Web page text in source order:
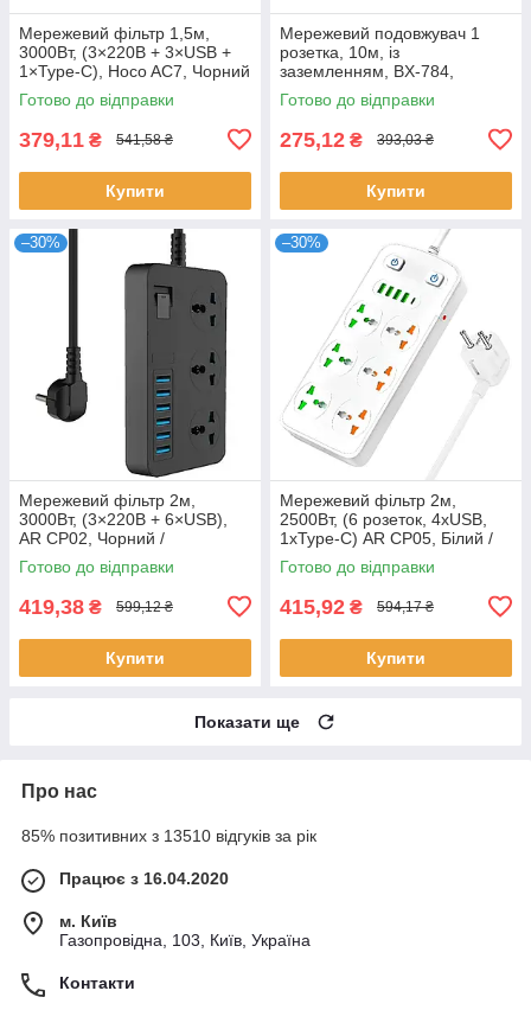
Мережевий фільтр 1,5м,
3000Вт, (3×220В + 3×USB +
1×Type-C), Hoco AC7, Чорний
/ Подовжувач з вимикачем /
Переноска-розетка
Готово до відправки
379,11 ₴ 541,58 ₴
Купити
Мережевий подовжувач 1
розетка, 10м, із
заземленням, BX-784,
Червоний / Переноска
електрична / Подовжувач
Готово до відправки
275,12 ₴ 393,03 ₴
Купити
–30%
Мережевий фільтр 2м,
3000Вт, (3×220В + 6×USB),
AR CP02, Чорний /
Подовжувач з usb /
Подовжувач переноска
Готово до відправки
419,38 ₴ 599,12 ₴
Купити
–30%
Мережевий фільтр 2м,
2500Вт, (6 розеток, 4хUSB,
1хType-C) AR CP05, Білий /
Подовжувач з вимикачем /
Переноска з юсб
Готово до відправки
415,92 ₴ 594,17 ₴
Купити
Показати ще
Про нас
85% позитивних з 13510 відгуків за рік
Працює з 16.04.2020
м. Київ
Газопровідна, 103, Київ, Україна
Контакти